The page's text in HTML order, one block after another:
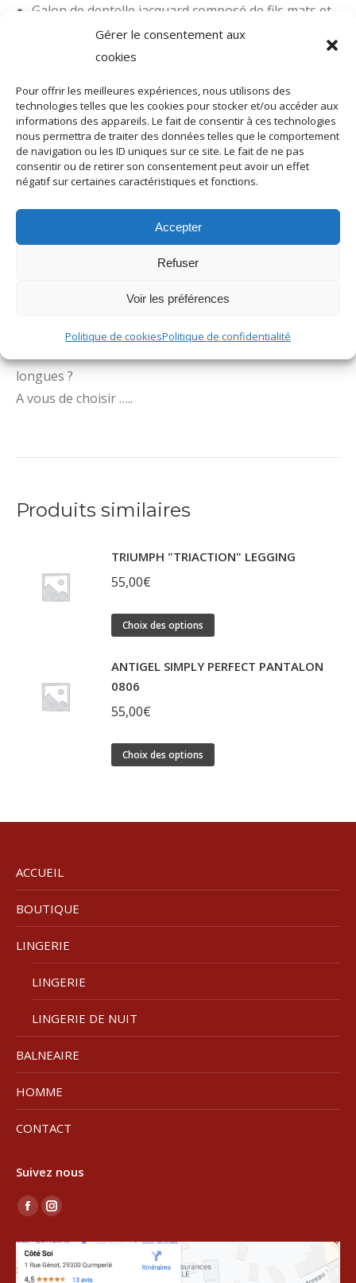
Gérer le consentement aux
cookies
Pour offrir les meilleures expériences, nous utilisons des
technologies telles que les cookies pour stocker et/ou accéder aux
informations des appareils. Le fait de consentir à ces technologies
nous permettra de traiter des données telles que le comportement
de navigation ou les ID uniques sur ce site. Le fait de ne pas
consentir ou de retirer son consentement peut avoir un effet
négatif sur certaines caractéristiques et fonctions.
Accepter
Refuser
Voir les préférences
Politique de cookiesPolitique de confidentialité
Galon de dentelle jacquard composé de fils mats et
La ligne Simply Perfect réunit toutes les qualités
rehaussées par des coloris, encore plus mode….
Simply Perfect, une offre de basiques
indispensables, faciles à porter, à inter changer, à
mixer, selon les différents moments de vie.
94% micromodal, 6% elasthanne.
avec le haut qui vous convient de la ligne Simply
longues ?
A vous de choisir …..
Produits similaires
TRIUMPH "TRIACTION" LEGGING
55,00€
Choix des options
a
choisies
page
ANTIGEL SIMPLY PERFECT PANTALON
0806
55,00€
Choix des options
plusieurs
options
être
la
du
ACCUEIL
BOUTIQUE
LINGERIE
LINGERIE
LINGERIE DE NUIT
BALNEAIRE
HOMME
CONTACT
Suivez nous
Trouvez nous sur :
La
Facebook
s'ouvre
La
Instagram
s'ouvre